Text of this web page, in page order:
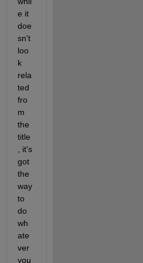
e it
doe
sn't
loo
k
rela
ted
fro
m
the
title
, it's
got
the
way
to
do
wh
ate
ver
you